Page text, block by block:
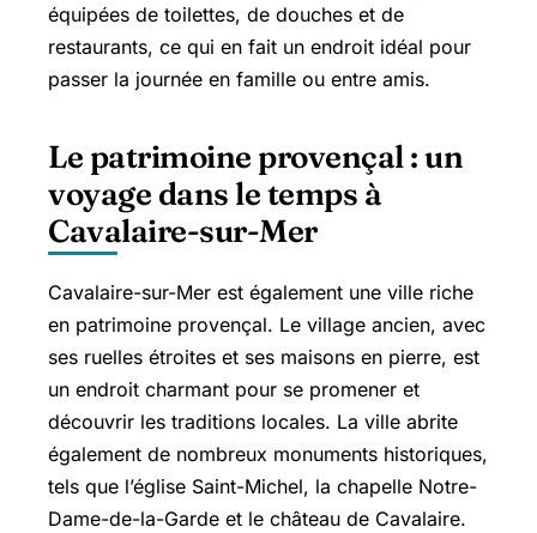
équipées de toilettes, de douches et de
restaurants, ce qui en fait un endroit idéal pour
passer la journée en famille ou entre amis.
Le patrimoine provençal : un
voyage dans le temps à
Cavalaire-sur-Mer
Cavalaire-sur-Mer est également une ville riche
en patrimoine provençal. Le village ancien, avec
ses ruelles étroites et ses maisons en pierre, est
un endroit charmant pour se promener et
découvrir les traditions locales. La ville abrite
également de nombreux monuments historiques,
tels que l’église Saint-Michel, la chapelle Notre-
Dame-de-la-Garde et le château de Cavalaire.